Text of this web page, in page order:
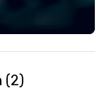
(2)